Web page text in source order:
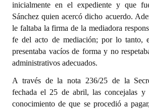
inicialmente en el expediente y que
Sánchez quien acercó dicho acuerdo.
le faltaba la firma de la mediadora
fe del acto de mediación; por lo tanto,
presentaba vacíos de forma y no
administrativos adecuados.
A través de la nota 236/25 de la
fechada el 25 de abril, las concejalas y
conocimiento de que se procedió a